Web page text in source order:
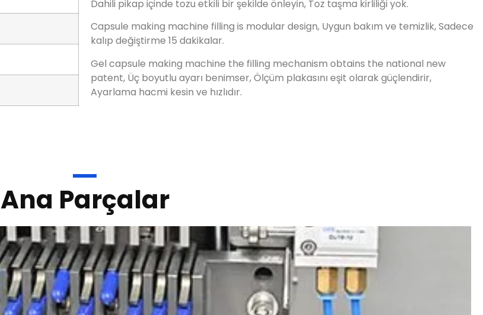
Dahili pikap içinde tozu etkili bir şekilde önleyin, Toz taşma kirliliği yok.
Capsule making machine filling is modular design, Uygun bakım ve temizlik, Sadece
kalıp değiştirme 15 dakikalar.
Gel capsule making machine the filling mechanism obtains the national new
patent, Üç boyutlu ayarı benimser, Ölçüm plakasını eşit olarak güçlendirir,
Ayarlama hacmi kesin ve hızlıdır.
Ana Parçalar